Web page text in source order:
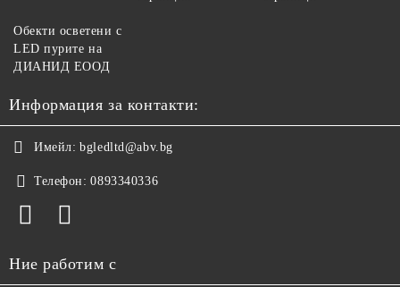
Обекти осветени с
LED пурите на
ДИАНИД ЕООД
Информация за контакти:
Имейл: bgledltd@abv.bg
Телефон: 0893340336
Ние работим с